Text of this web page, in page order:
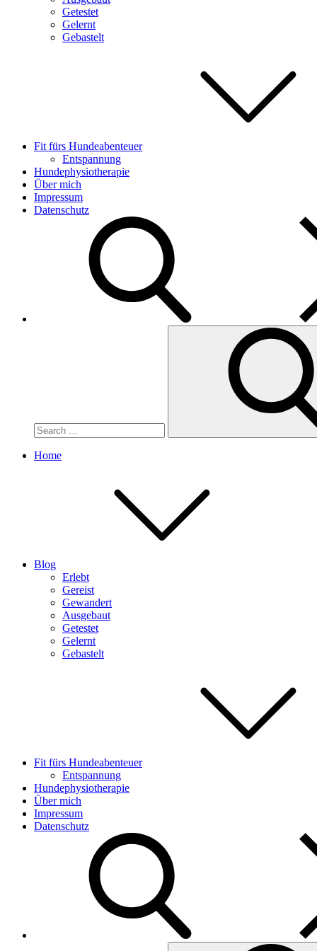
Getestet
Gelernt
Gebastelt
Fit fürs Hundeabenteuer
Entspannung
Hundephysiotherapie
Über mich
Impressum
Datenschutz
Home
Blog
Erlebt
Gereist
Gewandert
Ausgebaut
Getestet
Gelernt
Gebastelt
Fit fürs Hundeabenteuer
Entspannung
Hundephysiotherapie
Über mich
Impressum
Datenschutz